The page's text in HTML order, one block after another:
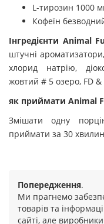
L-тирозин 1000
Кофеїн
Інгредієнти Animal
штучні
хлорид натрію,
жовтий # 5 озеро, FD &
як приймати Animal
Змішати одну
приймати за 30
Попередження.
Ми прагнемо
товарів та
сайті, але